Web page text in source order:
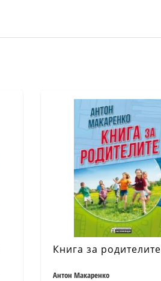
Книга за родителите
Антон Макаренко